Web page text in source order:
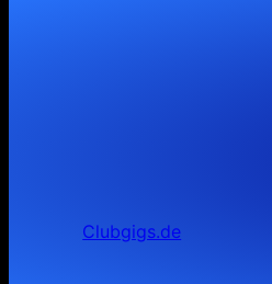
Clubgigs.de